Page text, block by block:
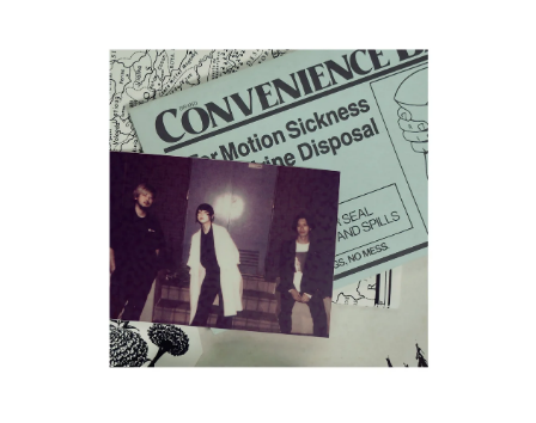
お知らせ
イベント・グッズ
YouTube
会社情報